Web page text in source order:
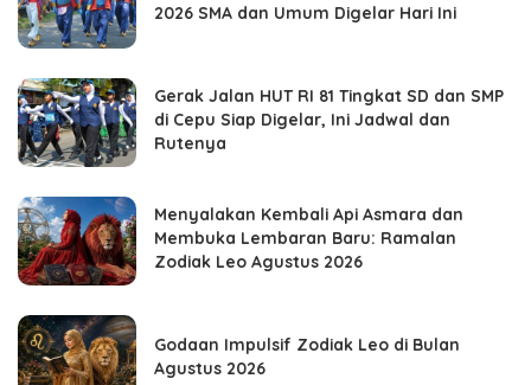
2026 SMA dan Umum Digelar Hari Ini
Gerak Jalan HUT RI 81 Tingkat SD dan SMP
di Cepu Siap Digelar, Ini Jadwal dan
Rutenya
Menyalakan Kembali Api Asmara dan
Membuka Lembaran Baru: Ramalan
Zodiak Leo Agustus 2026
Godaan Impulsif Zodiak Leo di Bulan
Agustus 2026